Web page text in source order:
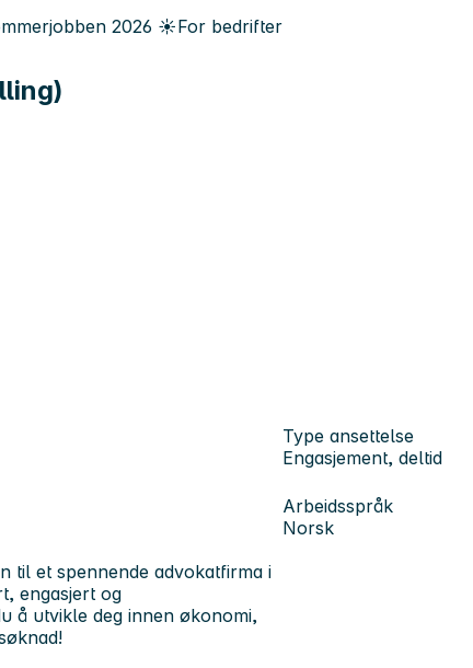
2026 ☀️For bedrifter
Type ansettelse
Engasjement, deltid
Arbeidsspråk
Norsk
til et spennende advokatfirma i
engasjert og
å utvikle deg innen økonomi,